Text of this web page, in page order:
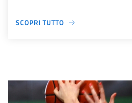
SCOPRI TUTTO